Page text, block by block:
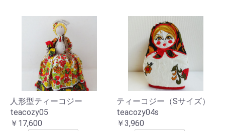
人形型ティーコジー
teacozy05
￥17,600
ティーコジー（Sサイズ）
teacozy04s
￥3,960